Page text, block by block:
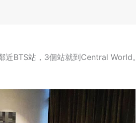
BTS站，3個站就到Central World。